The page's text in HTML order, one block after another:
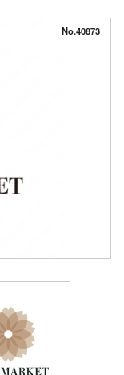
No.40873